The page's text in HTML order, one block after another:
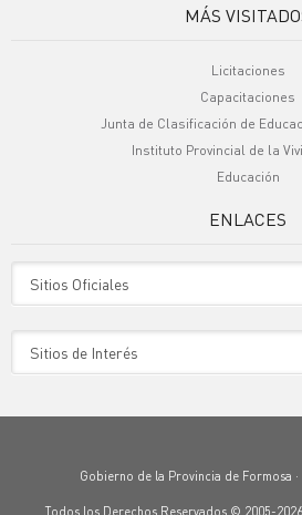
MÁS
Licitaciones
Capacitaciones
Junta de Clasificación de
Instituto Provincial de la
Educación
ENLACES
Gobierno de la Provincia de Formosa
Todos los Derechos Reservados © 2005-2026